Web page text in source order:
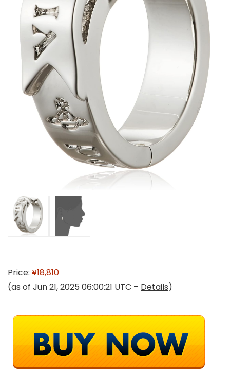
Price: ¥18,810
(as of Jun 21, 2025 06:00:21 UTC – Details)